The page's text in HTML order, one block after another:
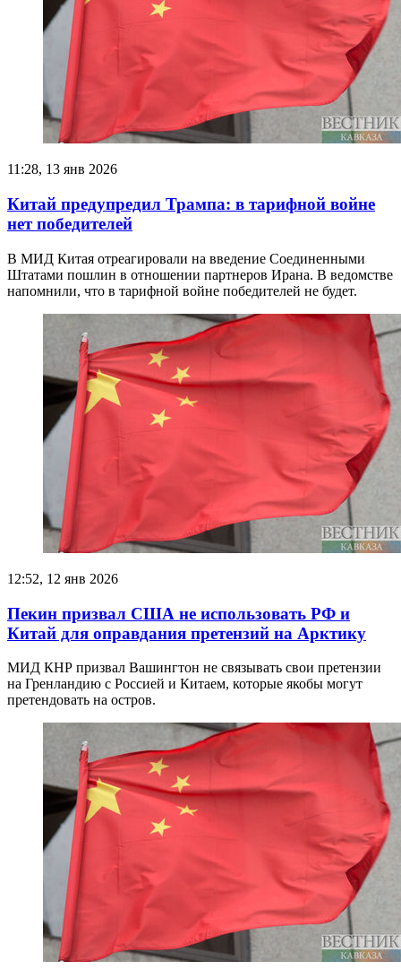
11:28, 13 янв 2026
Китай предупредил Трампа: в тарифной войне
нет победителей
В МИД Китая отреагировали на введение Соединенными
Штатами пошлин в отношении партнеров Ирана. В ведомстве
напомнили, что в тарифной войне победителей не будет.
12:52, 12 янв 2026
Пекин призвал США не использовать РФ и
Китай для оправдания претензий на Арктику
МИД КНР призвал Вашингтон не связывать свои претензии
на Гренландию с Россией и Китаем, которые якобы могут
претендовать на остров.